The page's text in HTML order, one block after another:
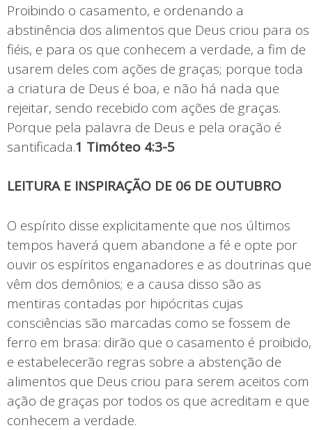
Proibindo o casamento, e ordenando a
abstinência dos alimentos que Deus criou para os
fiéis, e para os que conhecem a verdade, a fim de
usarem deles com ações de graças; porque toda
a criatura de Deus é boa, e não há nada que
rejeitar, sendo recebido com ações de graças.
Porque pela palavra de Deus e pela oração é
santificada.1 Timóteo 4:3-5
LEITURA E INSPIRAÇÃO DE 06 DE OUTUBRO
O espírito disse explicitamente que nos últimos
tempos haverá quem abandone a fé e opte por
ouvir os espíritos enganadores e as doutrinas que
vêm dos demônios; e a causa disso são as
mentiras contadas por hipócritas cujas
consciências são marcadas como se fossem de
ferro em brasa: dirão que o casamento é proibido,
e estabelecerão regras sobre a abstenção de
alimentos que Deus criou para serem aceitos com
ação de graças por todos os que acreditam e que
conhecem a verdade.